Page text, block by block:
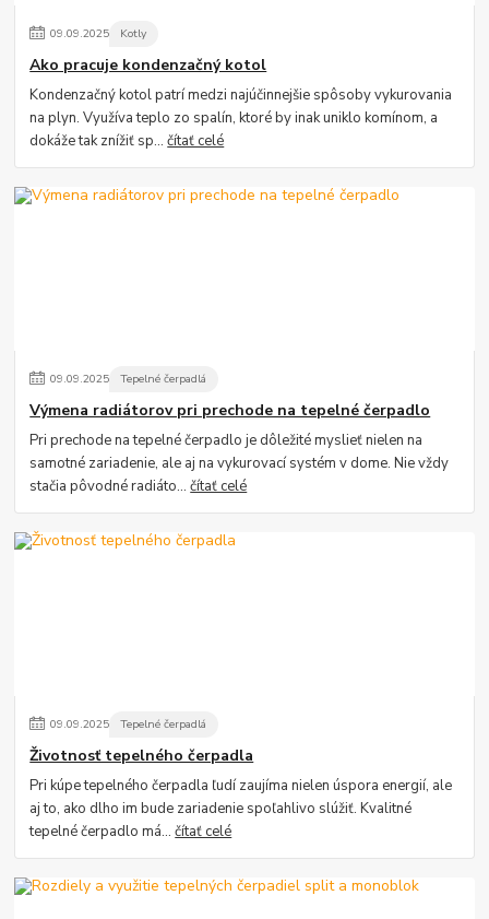
09.09.2025 Kotly
Ako pracuje kondenzačný kotol
Kondenzačný kotol patrí medzi najúčinnejšie spôsoby vykurovania
na plyn. Využíva teplo zo spalín, ktoré by inak uniklo komínom, a
dokáže tak znížiť sp...čítať celé
09.09.2025 Tepelné čerpadlá
Výmena radiátorov pri prechode na tepelné čerpadlo
Pri prechode na tepelné čerpadlo je dôležité myslieť nielen na
samotné zariadenie, ale aj na vykurovací systém v dome. Nie vždy
stačia pôvodné radiáto...čítať celé
09.09.2025 Tepelné čerpadlá
Životnosť tepelného čerpadla
Pri kúpe tepelného čerpadla ľudí zaujíma nielen úspora energií, ale
aj to, ako dlho im bude zariadenie spoľahlivo slúžiť. Kvalitné
tepelné čerpadlo má...čítať celé